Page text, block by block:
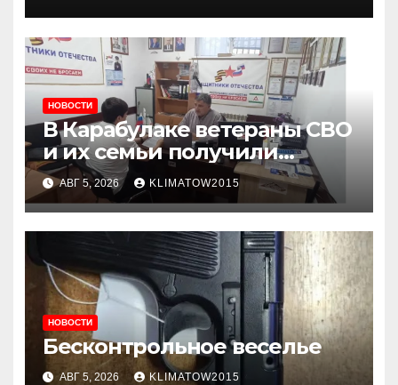
внимательнее
НОВОСТИ
В Карабулаке ветераны СВО
и их семьи получили
консультации в ходе
приема граждан
АВГ 5, 2026 KLIMATOW2015
НОВОСТИ
Бесконтрольное веселье
АВГ 5, 2026 KLIMATOW2015